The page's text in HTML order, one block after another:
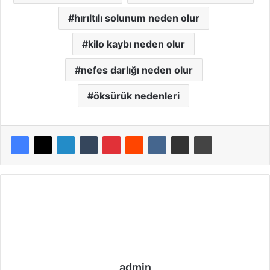
hırıltılı solunum neden olur
kilo kaybı neden olur
nefes darlığı neden olur
öksürük nedenleri
admin